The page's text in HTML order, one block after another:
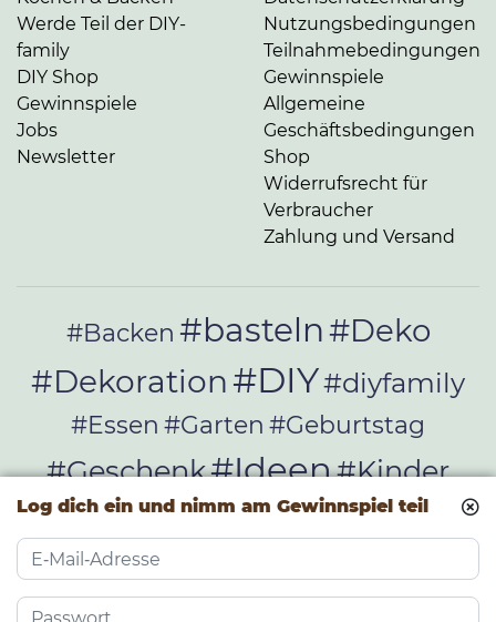
Log dich ein und nimm am Gewinnspiel teil
Werde Teil der DIY-
family
DIY Shop
Gewinnspiele
Jobs
Newsletter
Nutzungsbedingungen
Teilnahmebedingungen
Gewinnspiele
Allgemeine
Geschäftsbedingungen
Shop
Widerrufsrecht für
Verbraucher
Zahlung und Versand
#Backen #basteln#Deko
#Dekoration #DIY#diyfamily
#Essen #Garten #Geburtstag
#Geschenk#Ideen#Kinder
#Kindergeburtstag#Kochen
#kreativ
#nähen#Rezept#Rezept-Ideen